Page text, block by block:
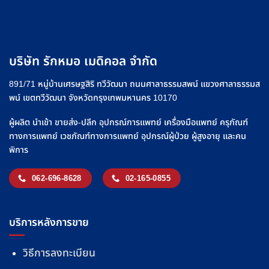
บริษัท รักหมอ เมดิคอล จำกัด
891/71 หมู่บ้านเศรษฐสิริ ทวีวัฒนา ถนนศาลาธรรมสพน์ แขวงศาลาธรรมส
พน์ เขตทวีวัฒนา จังหวัดกรุงเทพมหานคร 10170
ผู้ผลิต นำเข้า ขายส่ง-ปลีก อุปกรณ์การแพทย์ เครื่องมือแพทย์ ครุภัณฑ์
ทางการแพทย์ เวชภัณฑ์ทางการแพทย์ อุปกรณ์ผู้ป่วย ผู้สูงอายุ และคน
พิการ
062-696-8628 02-165-0855
บริการหลังการขาย
วิธีการลงทะเบียน